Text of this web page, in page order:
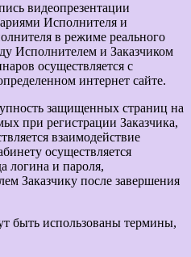
видеопрезентации
Исполнителя и
в режиме реального
Исполнителем и Заказчиком
осуществляется с
интернет сайте.
защищенных страниц на
при регистрации Заказчика,
взаимодействие
осуществляется
логина и пароля,
Заказчику после завершения
быть использованы термины,